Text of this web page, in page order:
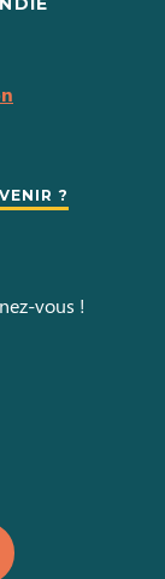
?
vous !